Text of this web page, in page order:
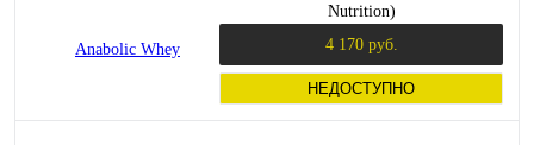
Nutrition)
4 170 руб.
НЕДОСТУПНО